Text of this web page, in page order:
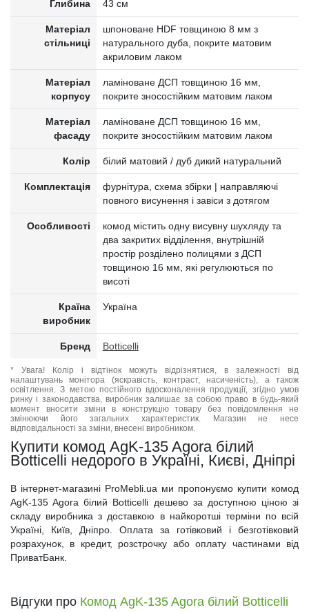
Глибина 43 см
Матеріал
стільниці
шпоноване HDF товщиною 8 мм з
натурального дуба, покрите матовим
акриловим лаком
Матеріал
корпусу
ламіноване ДСП товщиною 16 мм,
покрите зносостійким матовим лаком
Матеріал
фасаду
ламіноване ДСП товщиною 16 мм,
покрите зносостійким матовим лаком
Колір білий матовий / дуб дикий натуральний
Комплектація
фурнітура, схема збірки | направляючі
повного висунення і завіси з дотягом
Особливості
комод містить одну висувну шухляду та
два закритих відділення, внутрішній
простір розділено полицями з ДСП
товщиною 16 мм, які регулюються по
висоті
Країна
виробник
Україна
Бренд Botticelli
* Увага! Колір і відтінок можуть відрізнятися, в залежності від
налаштувань монітора (яскравість, контраст, насиченість), а також
освітлення. З метою постійного вдосконалення продукції, згідно умов
ринку і законодавства, виробник залишає за собою право в будь-який
момент вносити зміни в конструкцію товару без повідомлення не
змінюючи його загальних характеристик. Магазин не несе
відповідальності за зміни, внесені виробником.
Купити комод AgK-135 Agora білий
Botticelli недорого в Україні, Києві, Дніпрі
В інтернет-магазині ProMebli.ua ми пропонуємо купити комод
AgK-135 Agora білий Botticelli дешево за доступною ціною зі
складу виробника з доставкою в найкоротші терміни по всій
Україні, Київ, Дніпро. Оплата за готівковий і безготівковий
розрахунок, в кредит, розстрочку або оплату частинами від
ПриватБанк.
Відгуки про Комод AgK-135 Agora білий Botticelli